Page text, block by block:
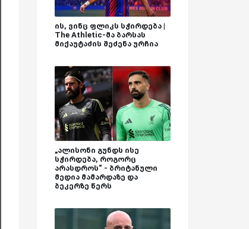
ის, ვინც ფლიკს სჭირდება |
The Athletic-მა ბარსას
მიქაუტაძის შეძენა ურჩია
„ალისონი გუნდს ისე
სჭირდება, როგორც
არასდროს“ - ბრიტანული
მედია მამარდაზე და
ბეკერზე წერს